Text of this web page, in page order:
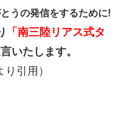
うの発信をするために!
「南三陸リアス式タ
いたします。
引用）